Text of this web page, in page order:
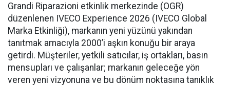
Grandi Riparazioni etkinlik merkezinde (OGR)
düzenlenen IVECO Experience 2026 (IVECO Global
Marka Etkinliği), markanın yeni yüzünü yakından
tanıtmak amacıyla 2000’i aşkın konuğu bir araya
getirdi. Müşteriler, yetkili satıcılar, iş ortakları, basın
mensupları ve çalışanlar; markanın geleceğe yön
veren yeni vizyonuna ve bu dönüm noktasına tanıklık